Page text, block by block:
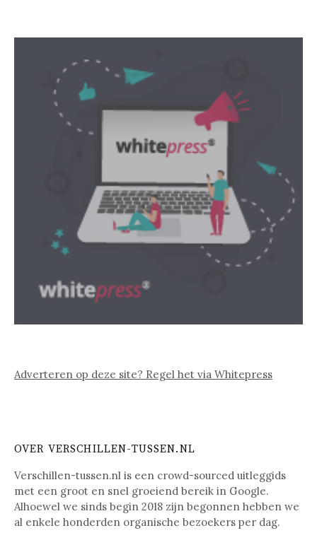
Adverteren op deze site? Regel het via Whitepress
OVER VERSCHILLEN-TUSSEN.NL
Verschillen-tussen.nl is een crowd-sourced uitleggids
met een groot en snel groeiend bereik in Google.
Alhoewel we sinds begin 2018 zijn begonnen hebben we
al enkele honderden organische bezoekers per dag.